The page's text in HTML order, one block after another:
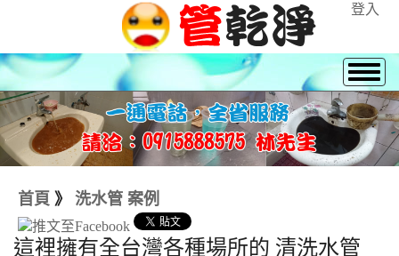
登入
首頁 》 洗水管 案例
這裡擁有全台灣各種場所的 清洗水管